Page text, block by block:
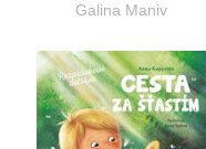
Galina Maniv